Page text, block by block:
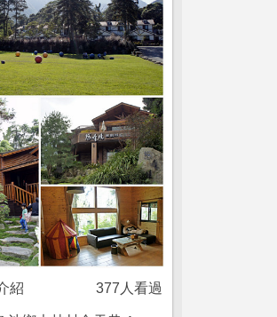
紹 377人看過